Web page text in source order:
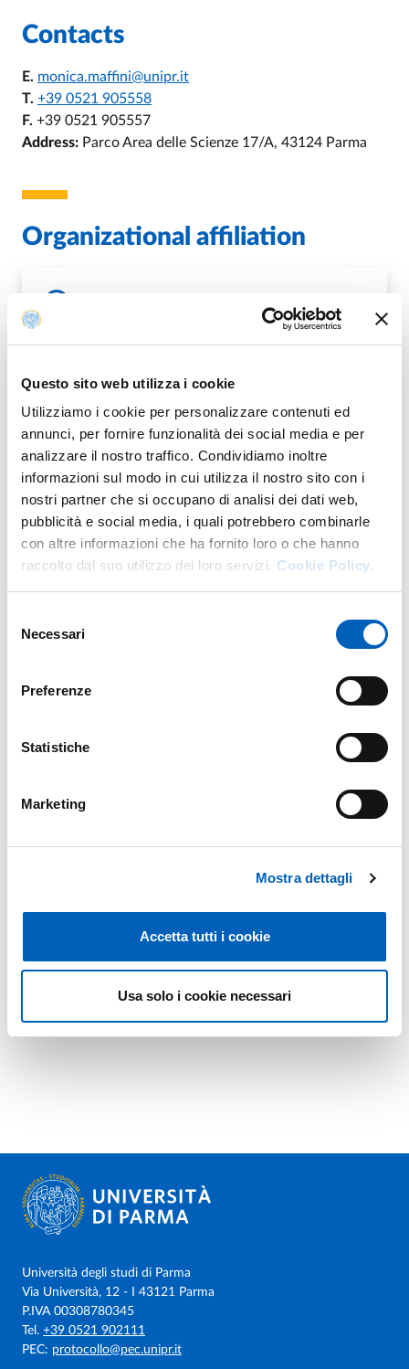
Questo sito web utilizza i cookie
Utilizziamo i cookie per personalizzare contenuti ed
annunci, per fornire funzionalità dei social media e per
analizzare il nostro traffico. Condividiamo inoltre
informazioni sul modo in cui utilizza il nostro sito con i
nostri partner che si occupano di analisi dei dati web,
pubblicità e social media, i quali potrebbero combinarle
con altre informazioni che ha fornito loro o che hanno
raccolto dal suo utilizzo dei loro servizi. Cookie Policy.
delNecessari
Preferenze
Statistiche
Marketing
Mostra dettagli
Accetta tutti i cookie
Usa solo i cookie necessari
Contacts
E. monica.maffini@unipr.it
T. +39 0521 905558
F. +39 0521 905557
Address: Parco Area delle Scienze 17/A, 43124 Parma
Organizational affiliation
Chimiche, della Vita e della Sostenibilità
GO TO DESCRIPTIONDI AMBITO TECNICO
More facility staff at this address
Personale tecnico amministrativo
Università degli studi di Parma
Via Università, 12 - I 43121 Parma
P.IVA 00308780345
Tel. +39 0521 902111
PEC: protocollo@pec.unipr.it